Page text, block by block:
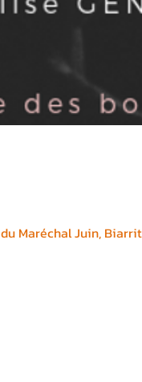
du Maréchal Juin,